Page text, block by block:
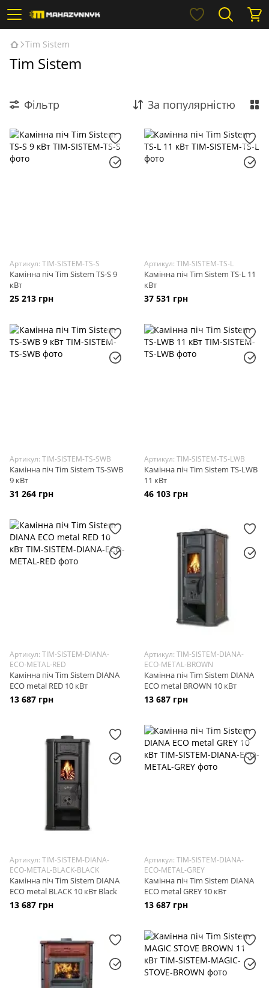
Tim Sistem
Tim Sistem
Фільтр За популярністю
Артикул: TIM-SISTEM-TS-S
Камінна піч Tim Sistem TS-S 9
кВт
25 213 грн
Артикул: TIM-SISTEM-TS-L
Камінна піч Tim Sistem TS-L 11
кВт
37 531 грн
Артикул: TIM-SISTEM-TS-SWB
Камінна піч Tim Sistem TS-SWB
9 кВт
31 264 грн
Артикул: TIM-SISTEM-TS-LWB
Камінна піч Tim Sistem TS-LWB
11 кВт
46 103 грн
Артикул: TIM-SISTEM-DIANA-
ECO-METAL-RED
Камінна піч Tim Sistem DIANA
ECO metal RED 10 кВт
13 687 грн
Артикул: TIM-SISTEM-DIANA-
ECO-METAL-BROWN
Камінна піч Tim Sistem DIANA
ECO metal BROWN 10 кВт
13 687 грн
Артикул: TIM-SISTEM-DIANA-
ECO-METAL-BLACK-BLACK
Камінна піч Tim Sistem DIANA
ECO metal BLACK 10 кВт Black
13 687 грн
Артикул: TIM-SISTEM-DIANA-
ECO-METAL-GREY
Камінна піч Tim Sistem DIANA
ECO metal GREY 10 кВт
13 687 грн